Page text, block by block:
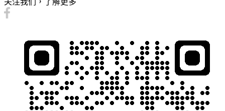
关注我们，了解更多